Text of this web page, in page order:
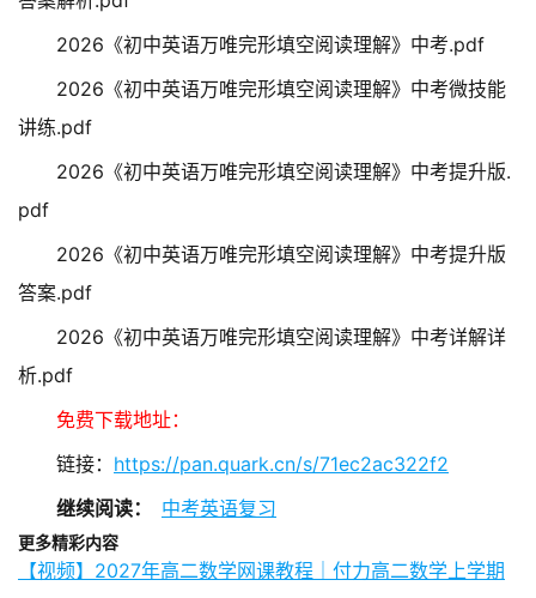
2026《初中英语万唯完形填空阅读理解》中考.pdf
2026《初中英语万唯完形填空阅读理解》中考微技能
讲练.pdf
2026《初中英语万唯完形填空阅读理解》中考提升版.
pdf
2026《初中英语万唯完形填空阅读理解》中考提升版
答案.pdf
2026《初中英语万唯完形填空阅读理解》中考详解详
析.pdf
免费下载地址：
链接： https://pan.quark.cn/s/71ec2ac322f2
继续阅读：
中考英语复习
更多精彩内容
【视频】2027年高二数学网课教程｜付力高二数学上学期